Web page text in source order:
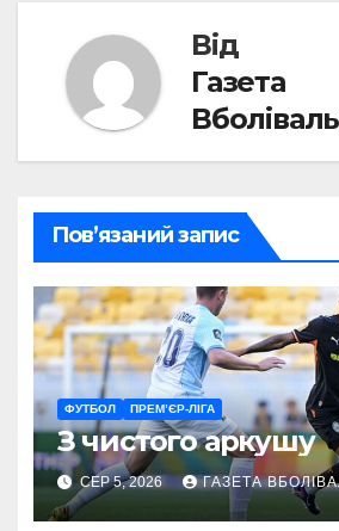
Від
Газета
Пов’язаний запис
ФУТБОЛ ПРЕМ’ЄР-ЛІГА
З чистого аркушу
СЕР 5, 2026 ГАЗЕТА